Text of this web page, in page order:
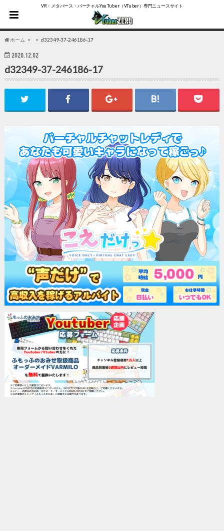
VR・メタバース・バーチャルYouTuber（VTuber）専門ニュースサイト
ホーム d32349-37-246186-17
2020.12.02
d32349-37-246186-17